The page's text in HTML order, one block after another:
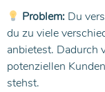
Problem: Du
du zu viele
anbietest. Dadurch
potenziellen
stehst.